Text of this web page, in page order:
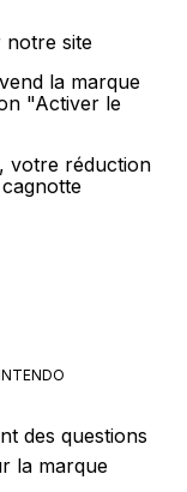
notre site
la marque
"Activer le
votre réduction
des questions
la marque